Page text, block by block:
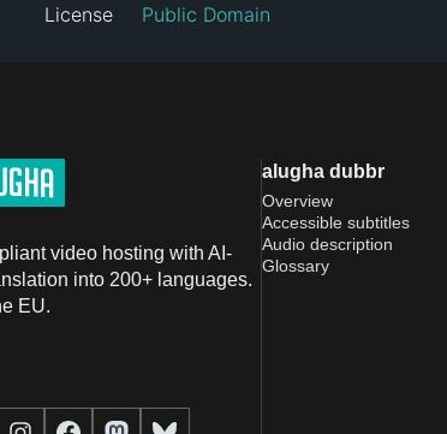
License Public Domain
video hosting with AI-
into 200+ languages.
EU.
alugha dubbr
Overview
Accessible subtitles
Audio description
Glossary